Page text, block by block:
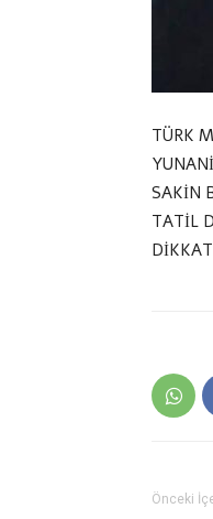
TÜRK
SAKİN
TATİL
Önceki